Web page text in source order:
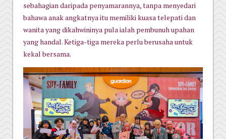
sebahagian daripada penyamarannya, tanpa menyedari
bahawa anak angkatnya itu memiliki kuasa telepati dan
wanita yang dikahwininya pula ialah pembunuh upahan
yang handal. Ketiga-tiga mereka perlu berusaha untuk
kekal bersama.